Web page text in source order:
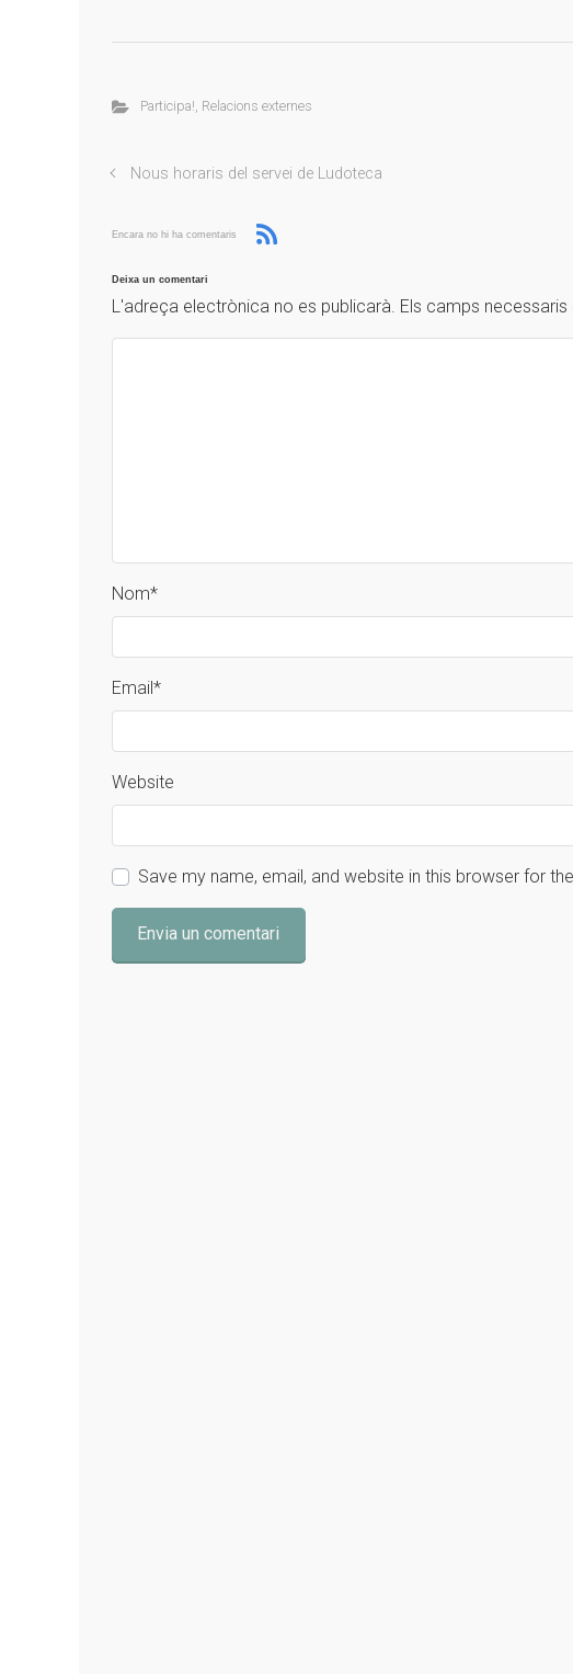
Participa!, Relacions externes
Nous horaris del servei de Ludoteca
Encara no hi ha comentaris
Deixa un comentari
L'adreça electrònica no es publicarà. Els camps
Nom*
Email*
Website
Save my name, email, and website in this browser for